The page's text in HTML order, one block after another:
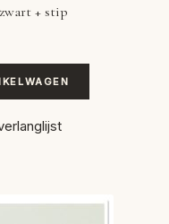
+ stip